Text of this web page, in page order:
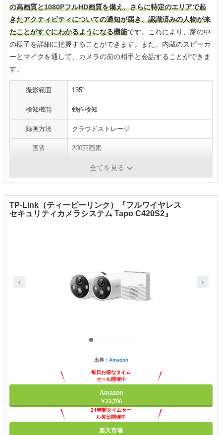
の高画質と1080PフルHD画質を備え、さらに特定のエリアで起
きたアクティビティについての通知が届き、認識済みの人物が来
たことがすぐにわかるようになる機能です。これにより、家の中
の様子を詳細に把握することができます。また、内蔵のスピーカ
ーとマイクを通して、カメラの前の相手と会話することができま
す。
撮影範囲 135°
検知機能 動作検知
録画方法 クラウドストレージ
画質 200万画素
全てを見る
TP-Link（ティーピーリンク）『フルワイヤレス
セキュリティカメラシステム Tapo C420S2』
出典： Amazon
毎日お得なタイム
セール開催中
Amazon
￥23,700
24時間タイムセー
ル毎日開催中
楽天市場